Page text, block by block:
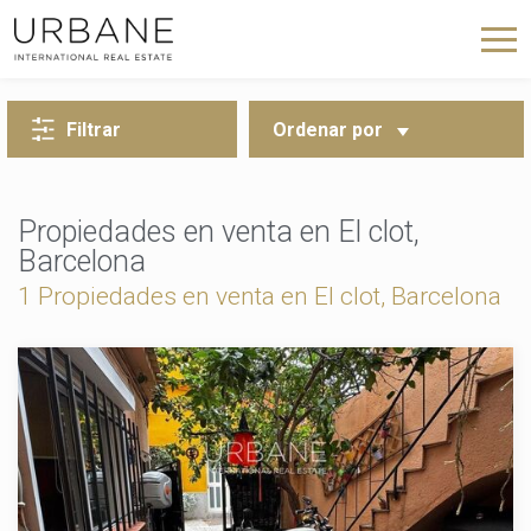
Filtrar Ordenar por
Propiedades en venta en El clot,
Barcelona
1 Propiedades en venta en El clot, Barcelona